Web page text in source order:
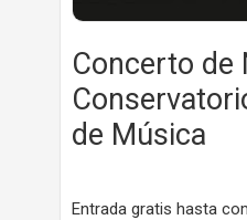
Concerto de
de Música
Entrada gratis hasta